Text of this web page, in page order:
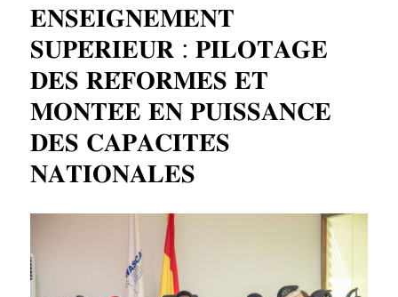
𝐄𝐍𝐒𝐄𝐈𝐆𝐍𝐄𝐌𝐄𝐍𝐓
𝐒𝐔𝐏𝐄́𝐑𝐈𝐄𝐔𝐑 : 𝐏𝐈𝐋𝐎𝐓𝐀𝐆𝐄
𝐃𝐄𝐒 𝐑𝐄́𝐅𝐎𝐑𝐌𝐄𝐒 𝐄𝐓
𝐌𝐎𝐍𝐓𝐄́𝐄 𝐄𝐍 𝐏𝐔𝐈𝐒𝐒𝐀𝐍𝐂𝐄
𝐃𝐄𝐒 𝐂𝐀𝐏𝐀𝐂𝐈𝐓𝐄́𝐒
𝐍𝐀𝐓𝐈𝐎𝐍𝐀𝐋𝐄𝐒